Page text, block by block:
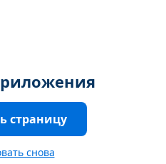
страницу
снова